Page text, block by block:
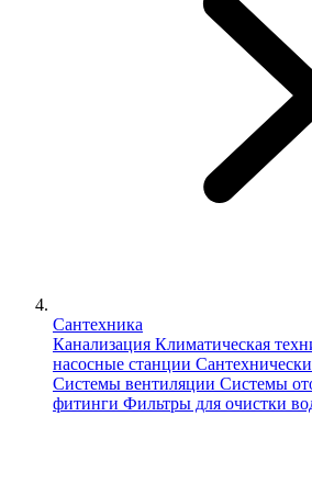
Сантехника
Канализация Климатическая
насосные станции
Системы вентиляции Системы
фитинги Фильтры для очистки